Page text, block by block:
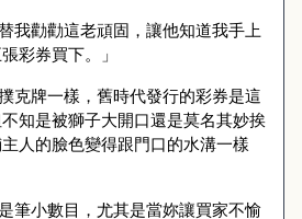
我勸勸這老頑固，讓他知道我手上
彩券買下。」
克牌一樣，舊時代發行的彩券是這
知是被獅子大開口還是莫名其妙挨
人的臉色變得跟門口的水溝一樣
筆小數目，尤其是當妳讓買家不愉